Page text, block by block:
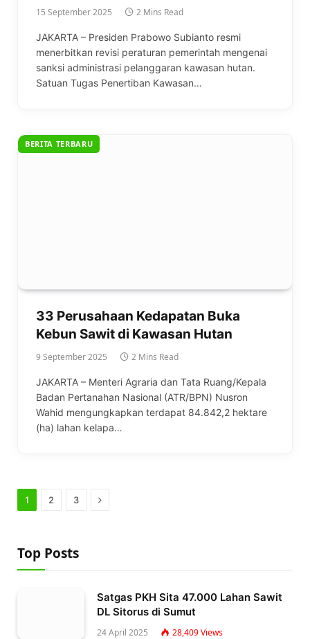
15 September 2025 2 Mins Read
JAKARTA – Presiden Prabowo Subianto resmi
menerbitkan revisi peraturan pemerintah mengenai
sanksi administrasi pelanggaran kawasan hutan.
Satuan Tugas Penertiban Kawasan…
BERITA TERBARU
33 Perusahaan Kedapatan Buka
Kebun Sawit di Kawasan Hutan
9 September 2025 2 Mins Read
JAKARTA – Menteri Agraria dan Tata Ruang/Kepala
Badan Pertanahan Nasional (ATR/BPN) Nusron
Wahid mengungkapkan terdapat 84.842,2 hektare
(ha) lahan kelapa…
1 2 3 Next
Top Posts
Satgas PKH Sita 47.000 Lahan Sawit
DL Sitorus di Sumut
24 April 2025 28,409Views